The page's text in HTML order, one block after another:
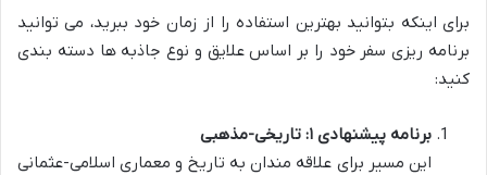
برای اینکه بتوانید بهترین استفاده را از زمان خود ببرید، می توانید
برنامه ریزی سفر خود را بر اساس علایق و نوع جاذبه ها دسته بندی
کنید:
برنامه پیشنهادی ۱: تاریخی-مذهبی
این مسیر برای علاقه مندان به تاریخ و معماری اسلامی-عثمانی